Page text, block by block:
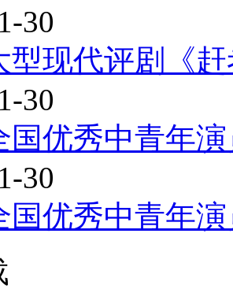
30
型现代评剧《
30
国优秀中青年
30
国优秀中青年